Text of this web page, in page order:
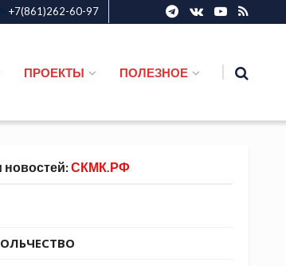
+7(861)262-60-97
ПРОЕКТЫ ПОЛЕЗНОЕ
новостей:СКМК.РФ